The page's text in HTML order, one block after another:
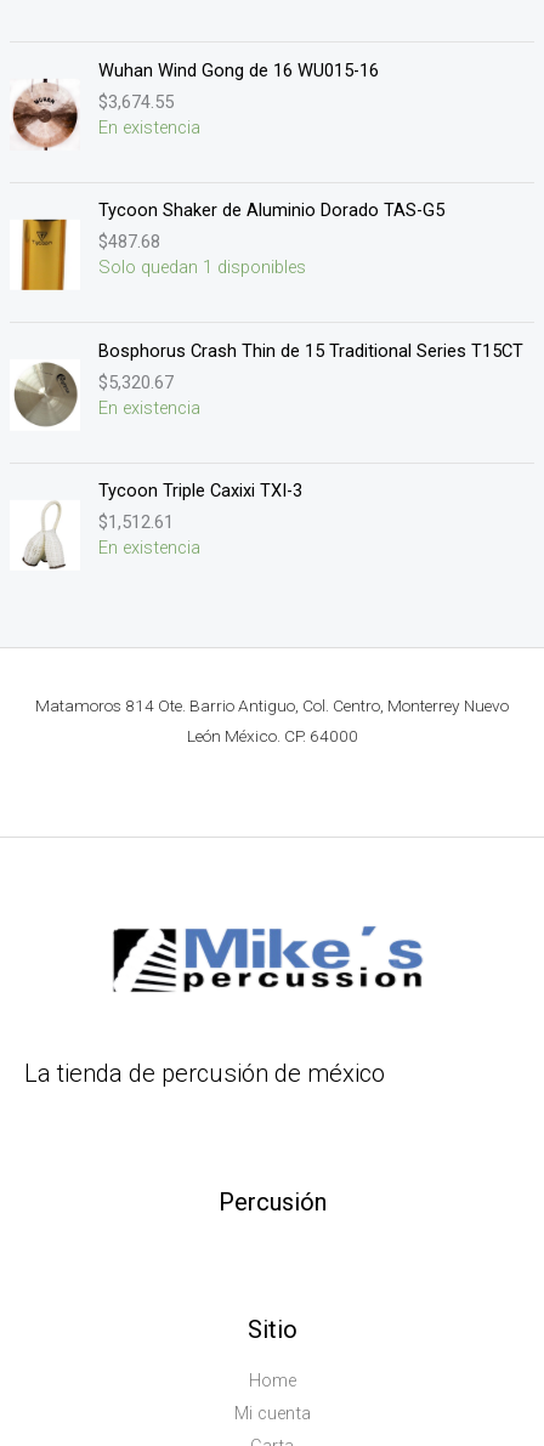
Wuhan Wind Gong de 16 WU015-16
$3,674.55
En existencia
Tycoon Shaker de Aluminio Dorado TAS-G5
$487.68
Solo quedan 1 disponibles
Bosphorus Crash Thin de 15 Traditional Series T15CT
$5,320.67
En existencia
Tycoon Triple Caxixi TXI-3
$1,512.61
En existencia
Matamoros 814 Ote. Barrio Antiguo, Col. Centro, Monterrey Nuevo
León México. CP. 64000
La tienda de percusión de méxico
Percusión
Sitio
Home
Mi cuenta